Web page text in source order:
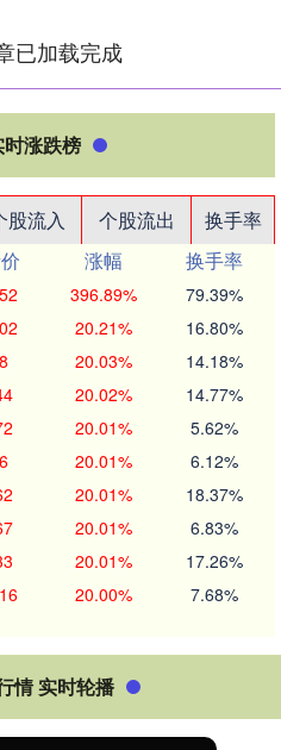
已加载完成
涨跌榜
股流入 个股流出
换手率
涨幅
换手率
396.89% 79.39%
20.21% 16.80%
20.03% 14.18%
20.02% 14.77%
20.01% 5.62%
20.01% 6.12%
20.01% 18.37%
20.01% 6.83%
20.01% 17.26%
20.00% 7.68%
情 实时轮播